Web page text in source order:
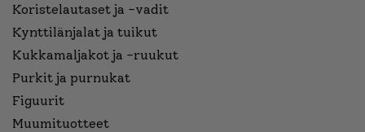
Koristelautaset ja -vadit
Kynttilänjalat ja tuikut
Kukkamaljakot ja -ruukut
Purkit ja purnukat
Figuurit
Muumituotteet